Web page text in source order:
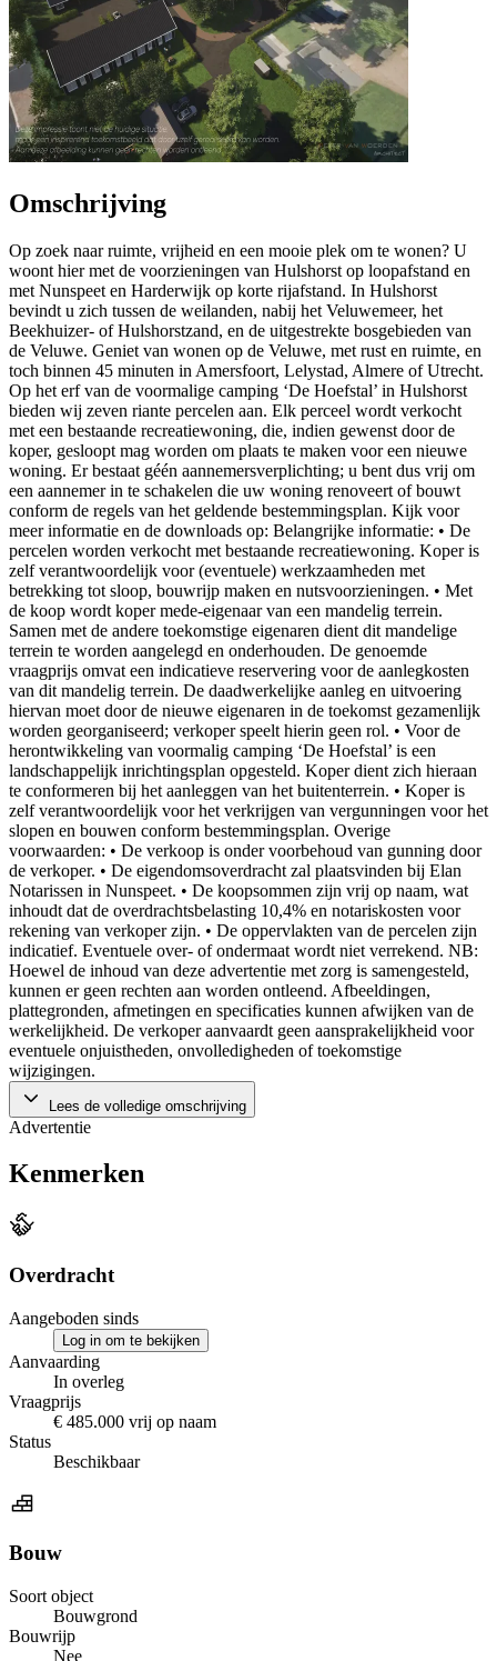
Omschrijving
Op zoek naar ruimte, vrijheid en een mooie plek om te wonen? U
woont hier met de voorzieningen van Hulshorst op loopafstand en
met Nunspeet en Harderwijk op korte rijafstand. In Hulshorst
bevindt u zich tussen de weilanden, nabij het Veluwemeer, het
Beekhuizer- of Hulshorstzand, en de uitgestrekte bosgebieden van
de Veluwe. Geniet van wonen op de Veluwe, met rust en ruimte, en
toch binnen 45 minuten in Amersfoort, Lelystad, Almere of Utrecht.
Op het erf van de voormalige camping ‘De Hoefstal’ in Hulshorst
bieden wij zeven riante percelen aan. Elk perceel wordt verkocht
met een bestaande recreatiewoning, die, indien gewenst door de
koper, gesloopt mag worden om plaats te maken voor een nieuwe
woning. Er bestaat géén aannemersverplichting; u bent dus vrij om
een aannemer in te schakelen die uw woning renoveert of bouwt
conform de regels van het geldende bestemmingsplan. Kijk voor
meer informatie en de downloads op: Belangrijke informatie: • De
percelen worden verkocht met bestaande recreatiewoning. Koper is
zelf verantwoordelijk voor (eventuele) werkzaamheden met
betrekking tot sloop, bouwrijp maken en nutsvoorzieningen. • Met
de koop wordt koper mede-eigenaar van een mandelig terrein.
Samen met de andere toekomstige eigenaren dient dit mandelige
terrein te worden aangelegd en onderhouden. De genoemde
vraagprijs omvat een indicatieve reservering voor de aanlegkosten
van dit mandelig terrein. De daadwerkelijke aanleg en uitvoering
hiervan moet door de nieuwe eigenaren in de toekomst gezamenlijk
worden georganiseerd; verkoper speelt hierin geen rol. • Voor de
herontwikkeling van voormalig camping ‘De Hoefstal’ is een
landschappelijk inrichtingsplan opgesteld. Koper dient zich hieraan
te conformeren bij het aanleggen van het buitenterrein. • Koper is
zelf verantwoordelijk voor het verkrijgen van vergunningen voor het
slopen en bouwen conform bestemmingsplan. Overige
voorwaarden: • De verkoop is onder voorbehoud van gunning door
de verkoper. • De eigendomsoverdracht zal plaatsvinden bij Elan
Notarissen in Nunspeet. • De koopsommen zijn vrij op naam, wat
inhoudt dat de overdrachtsbelasting 10,4% en notariskosten voor
rekening van verkoper zijn. • De oppervlakten van de percelen zijn
indicatief. Eventuele over- of ondermaat wordt niet verrekend. NB:
Hoewel de inhoud van deze advertentie met zorg is samengesteld,
kunnen er geen rechten aan worden ontleend. Afbeeldingen,
plattegronden, afmetingen en specificaties kunnen afwijken van de
werkelijkheid. De verkoper aanvaardt geen aansprakelijkheid voor
eventuele onjuistheden, onvolledigheden of toekomstige
wijzigingen.
Lees de volledige omschrijving
Advertentie
Kenmerken
Overdracht
Aangeboden sinds
Log in om te bekijken
Aanvaarding
In overleg
Vraagprijs
€ 485.000 vrij op naam
Status
Beschikbaar
Bouw
Soort object
Bouwgrond
Bouwrijp
Nee